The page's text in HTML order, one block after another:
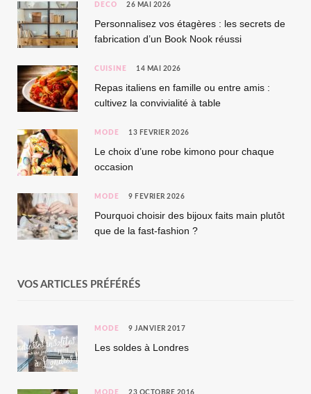
DÉCO 26 MAI 2026
Personnalisez vos étagères : les secrets de
fabrication d’un Book Nook réussi
CUISINE 14 MAI 2026
Repas italiens en famille ou entre amis :
cultivez la convivialité à table
MODE 13 FÉVRIER 2026
Le choix d’une robe kimono pour chaque
occasion
MODE 9 FÉVRIER 2026
Pourquoi choisir des bijoux faits main plutôt
que de la fast-fashion ?
VOS ARTICLES PRÉFÉRÉS
MODE 9 JANVIER 2017
Les soldes à Londres
MODE 23 OCTOBRE 2016